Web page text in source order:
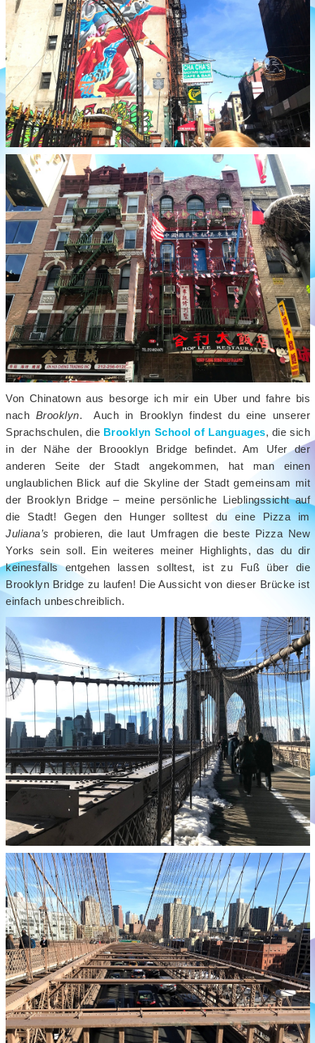
Von Chinatown aus besorge ich mir ein Uber und fahre bis
nach Brooklyn. Auch in Brooklyn findest du eine unserer
Sprachschulen, die Brooklyn School of Languages, die sich
in der Nähe der Broooklyn Bridge befindet. Am Ufer der
anderen Seite der Stadt angekommen, hat man einen
unglaublichen Blick auf die Skyline der Stadt gemeinsam mit
der Brooklyn Bridge – meine persönliche Lieblingssicht auf
die Stadt! Gegen den Hunger solltest du eine Pizza im
Juliana’s probieren, die laut Umfragen die beste Pizza New
Yorks sein soll. Ein weiteres meiner Highlights, das du dir
keinesfalls entgehen lassen solltest, ist zu Fuß über die
Brooklyn Bridge zu laufen! Die Aussicht von dieser Brücke ist
einfach unbeschreiblich.